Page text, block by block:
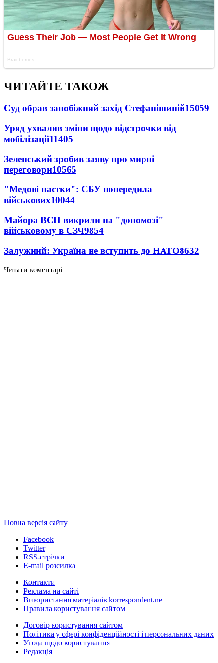
ЧИТАЙТЕ ТАКОЖ
Суд обрав запобіжний захід Стефанішиній15059
Уряд ухвалив зміни щодо відстрочки від
мобілізації11405
Зеленський зробив заяву про мирні
переговори10565
"Медові пастки": СБУ попередила
військових10044
Майора ВСП викрили на "допомозі"
військовому в СЗЧ9854
Залужний: Україна не вступить до НАТО8632
Читати коментарі
Повна версія сайту
Facebook
Twitter
RSS-стрічки
E-mail розсилка
Контакти
Реклама на сайті
Використання матеріалів korrespondent.net
Правила користування сайтом
Договір користування сайтом
Політика у сфері конфіденційності і персональних даних
Угода щодо користування
Редакція